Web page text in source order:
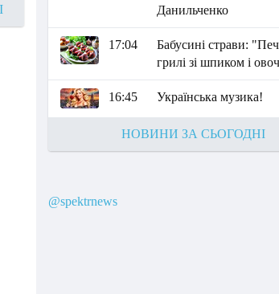
Данильченко
17:04
Бабусині страви:
грилі зі шпиком і
16:45 Українська музика!
НОВИНИ ЗА СЬОГОДНІ
@spektrnews